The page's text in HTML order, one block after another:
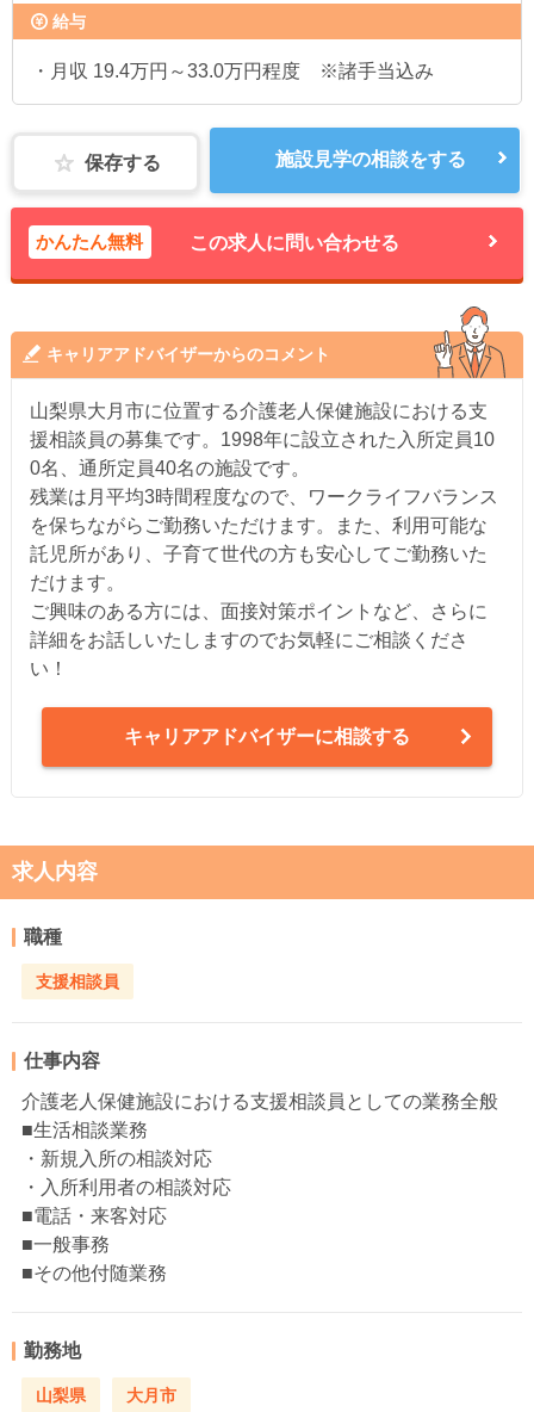
給与
・月収 19.4万円～33.0万円程度 ※諸手当込み
保存する 施設見学の相談をする
かんたん無料 この求人に問い合わせる
キャリアアドバイザーからのコメント
山梨県大月市に位置する介護老人保健施設における支
援相談員の募集です。1998年に設立された入所定員10
0名、通所定員40名の施設です。
残業は月平均3時間程度なので、ワークライフバランス
を保ちながらご勤務いただけます。また、利用可能な
託児所があり、子育て世代の方も安心してご勤務いた
だけます。
ご興味のある方には、面接対策ポイントなど、さらに
詳細をお話しいたしますのでお気軽にご相談くださ
い！
キャリアアドバイザーに相談する
求人内容
職種
支援相談員
仕事内容
介護老人保健施設における支援相談員としての業務全般
■生活相談業務
・新規入所の相談対応
・入所利用者の相談対応
■電話・来客対応
■一般事務
■その他付随業務
勤務地
山梨県 大月市